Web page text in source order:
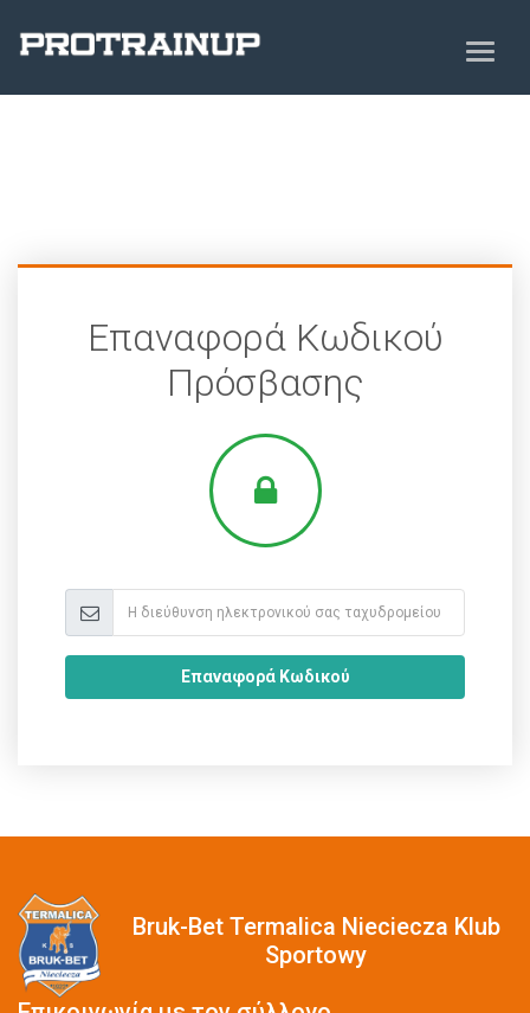
Επαναφορά Κωδικού
Πρόσβασης
Επαναφορά Κωδικού
Bruk-Bet Termalica Nieciecza Klub
Sportowy